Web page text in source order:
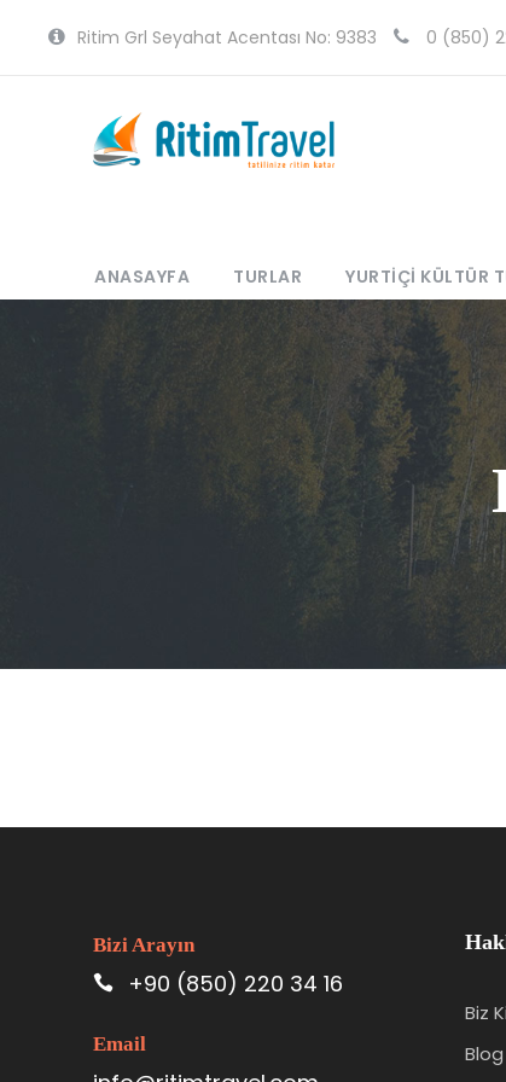
Ritim Grl Seyahat Acentası No: 9383 0 (850)
ANASAYFA TURLAR YURTIÇI KÜLTÜR
Bizi Arayın
+90 (850) 220 34 16
Email
Biz
Blog